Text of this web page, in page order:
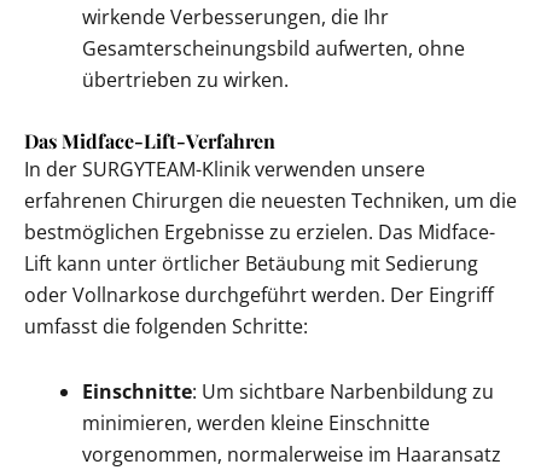
wirkende Verbesserungen, die Ihr
Gesamterscheinungsbild aufwerten, ohne
übertrieben zu wirken.
Das Midface-Lift-Verfahren
In der SURGYTEAM-Klinik verwenden unsere
erfahrenen Chirurgen die neuesten Techniken, um die
bestmöglichen Ergebnisse zu erzielen. Das Midface-
Lift kann unter örtlicher Betäubung mit Sedierung
oder Vollnarkose durchgeführt werden. Der Eingriff
umfasst die folgenden Schritte:
Einschnitte: Um sichtbare Narbenbildung zu
minimieren, werden kleine Einschnitte
vorgenommen, normalerweise im Haaransatz